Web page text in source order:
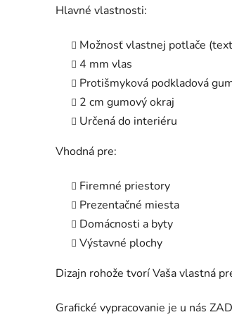
Hlavné vlastnosti:
Možnosť vlastnej potlače
4 mm vlas
Protišmyková podkladová
2 cm gumový okraj
Určená do interiéru
Vhodná pre:
Firemné priestory
Prezentačné miesta
Domácnosti a byty
Výstavné plochy
Dizajn rohože tvorí Vaša vlastná
Grafické vypracovanie je u nás